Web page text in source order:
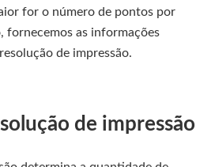
for o número de pontos por
fornecemos as informações
de impressão.
de impressão